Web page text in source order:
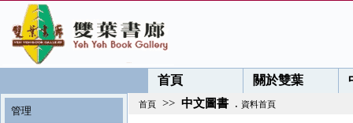
首頁 關於雙葉
管理
首頁 >> 中文圖書 . 資料首頁